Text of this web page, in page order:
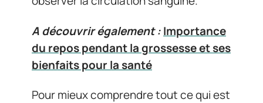
A découvrir également :Importance
du repos pendant la grossesse et ses
bienfaits pour la santé
Pour mieux comprendre tout ce qui est